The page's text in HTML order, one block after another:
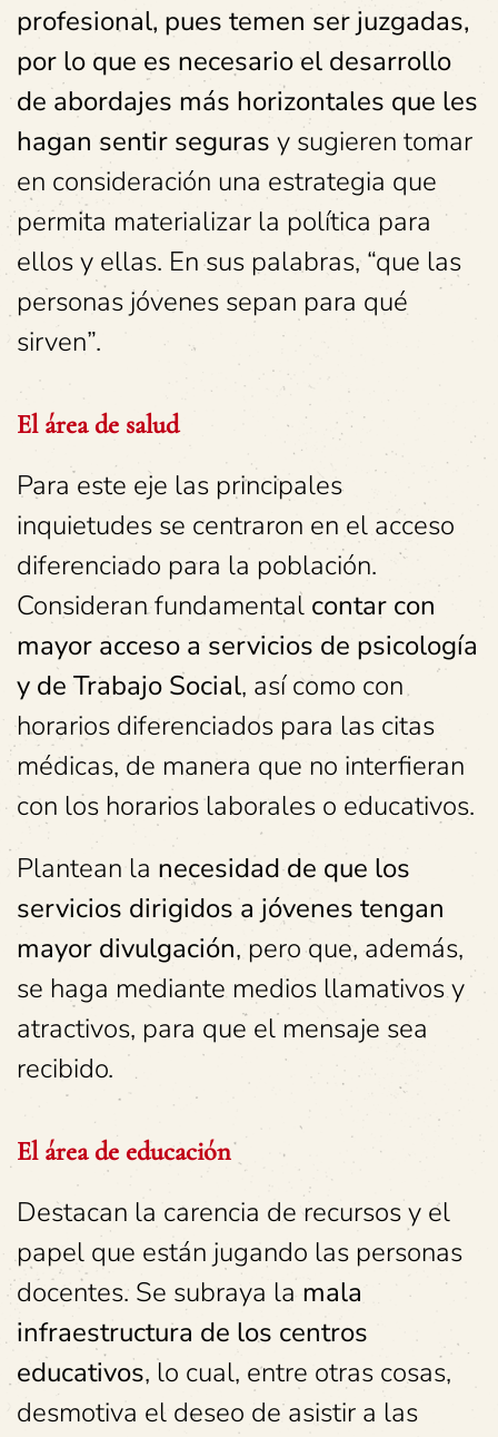
profesional, pues temen ser juzgadas,
por lo que es necesario el desarrollo
de abordajes más horizontales que les
hagan sentir seguras y sugieren tomar
en consideración una estrategia que
permita materializar la política para
ellos y ellas. En sus palabras, “que las
personas jóvenes sepan para qué
sirven”.
El área de salud
Para este eje las principales
inquietudes se centraron en el acceso
diferenciado para la población.
Consideran fundamental contar con
mayor acceso a servicios de psicología
y de Trabajo Social, así como con
horarios diferenciados para las citas
médicas, de manera que no interfieran
con los horarios laborales o educativos.
Plantean la necesidad de que los
servicios dirigidos a jóvenes tengan
mayor divulgación, pero que, además,
se haga mediante medios llamativos y
atractivos, para que el mensaje sea
recibido.
El área de educación
Destacan la carencia de recursos y el
papel que están jugando las personas
docentes. Se subraya lamala
infraestructura de los centros
educativos, lo cual, entre otras cosas,
desmotiva el deseo de asistir a las